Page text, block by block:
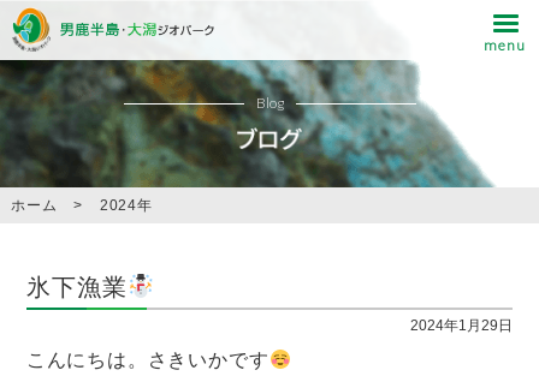
Blog
ホーム > 2024年
氷下漁業
2024年1月29日
こんにちは。さきいかです